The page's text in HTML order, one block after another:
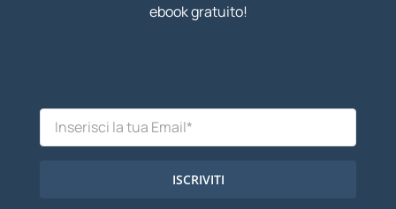
ebook gratuito!
ISCRIVITI